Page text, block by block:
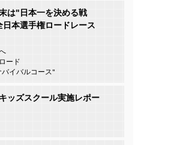
は"日本一を決める戦
日本選手権ロードレース
ード
イバルコース"
ッズスクール実施レポー